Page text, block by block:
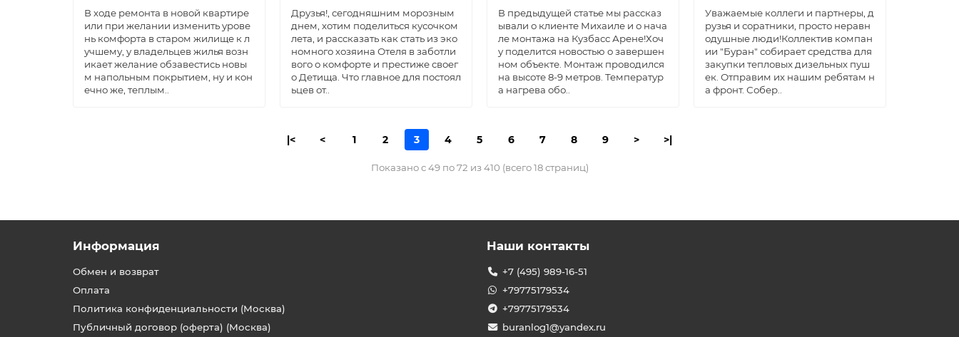
В ходе ремонта в новой квартире
или при желании изменить урове
нь комфорта в старом жилище к л
учшему, у владельцев жилья возн
икает желание обзавестись новы
м напольным покрытием, ну и кон
ечно же, теплым..
Друзья!, сегодняшним морозным
днем, хотим поделиться кусочком
лета, и рассказать как стать из эко
номного хозяина Отеля в заботли
вого о комфорте и престиже своег
о Детища. Что главное для постоял
ьцев от..
В предыдущей статье мы рассказ
ывали о клиенте Михаиле и о нача
ле монтажа на Кузбасс Арене!Хоч
у поделится новостью о завершен
ном объекте. Монтаж проводился
на высоте 8-9 метров. Температур
а нагрева обо..
Уважаемые коллеги и партнеры, д
рузья и соратники, просто неравн
одушные люди!Коллектив компан
ии "Буран" собирает средства для
закупки тепловых дизельных пуш
ек. Отправим их нашим ребятам н
а фронт. Собер..
|< < 1 2 3 4 5 6 7 8 9 > >|
Показано с 49 по 72 из 410 (всего 18 страниц)
Информация
Обмен и возврат
Оплата
Политика конфиденциальности (Москва)
Публичный договор (оферта) (Москва)
Наши контакты
+7 (495) 989-16-51
+79775179534
+79775179534
buranlog1@yandex.ru